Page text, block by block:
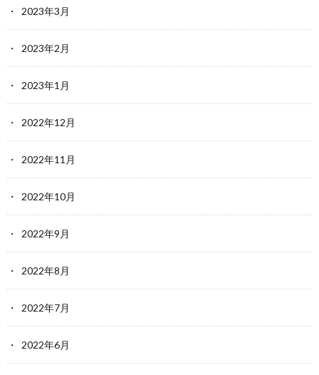
2023年3月
2023年2月
2023年1月
2022年12月
2022年11月
2022年10月
2022年9月
2022年8月
2022年7月
2022年6月